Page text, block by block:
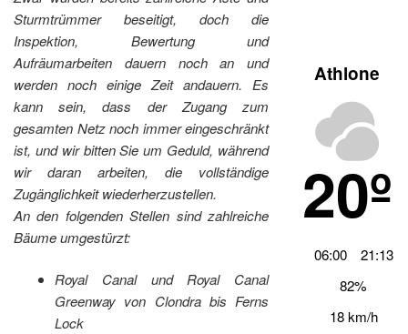
Sturmtrümmer beseitigt, doch die
Inspektion, Bewertung und
Aufräumarbeiten dauern noch an und
werden noch einige Zeit andauern. Es
kann sein, dass der Zugang zum
gesamten Netz noch immer eingeschränkt
ist, und wir bitten Sie um Geduld, während
wir daran arbeiten, die vollständige
Zugänglichkeit wiederherzustellen.
An den folgenden Stellen sind zahlreiche
Bäume umgestürzt:
Royal Canal und Royal Canal
Greenway von Clondra bis Ferns
Lock
Athlone
20º
06:00
21:13
82%
18 km/h